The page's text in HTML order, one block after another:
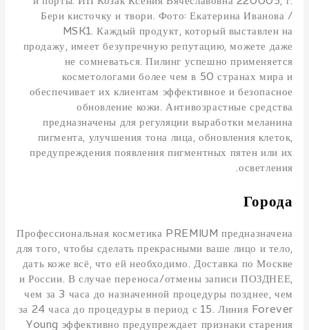
Бери кисточку и твори. Фото: Екатерина Иванова /
MSK1. Каждый продукт, который выставлен на
продажу, имеет безупречную репутацию, можете даже
не сомневаться. Пилинг успешно применяется
косметологами более чем в 50 странах мира и
обеспечивает их клиентам эффективное и безопасное
обновление кожи. Антивозрастные средства
предназначены для регуляции выработки меланина
пигмента, улучшения тона лица, обновления клеток,
предупреждения появления пигментных пятен или их
осветления.
Города
Профессиональная косметика PREMIUM предназначена
для того, чтобы сделать прекрасными ваше лицо и тело,
дать коже всё, что ей необходимо. Доставка по Москве
и России. В случае переноса/отмены записи ПОЗДНЕЕ,
чем за 3 часа до назначенной процедуры позднее, чем
за 24 часа до процедуры в период с 15. Линия Forever
Young эффективно предупреждает признаки старения